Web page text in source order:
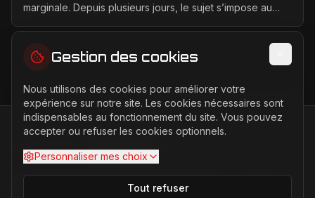
marginale. Depuis plusieurs jours, le sujet s’impose au
FERRARI PASSION
Votre source d'actualités sur l'univers Ferrari. F1, nouveaux
modèles, histoire légendaire.
Gestion des cookies
Nous utilisons des cookies pour améliorer votre
expérience sur notre site. Les cookies nécessaires sont
indispensables au fonctionnement du site. Vous pouvez
accepter ou refuser les cookies optionnels.
Personnaliser mes choix
Tout refuser